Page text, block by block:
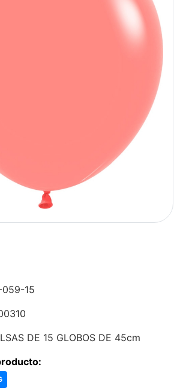
059-15
DE 15 GLOBOS DE 45cm